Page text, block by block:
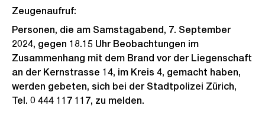
Zeugenaufruf:
Personen, die am Samstagabend, 7. September
2024, gegen 18.15 Uhr Beobachtungen im
Zusammenhang mit dem Brand vor der Liegenschaft
an der Kernstrasse 14, im Kreis 4, gemacht haben,
werden gebeten, sich bei der Stadtpolizei Zürich,
Tel. 0 444 117 117, zu melden.